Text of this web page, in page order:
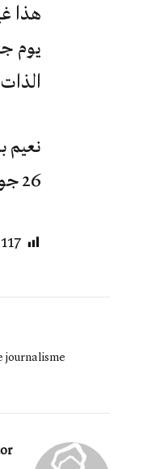
هذا
يوم
نعيم
26 جوان 2008
journalisme